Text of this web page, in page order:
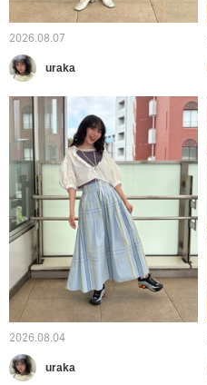
2026.08.07
uraka
2026.08.04
uraka